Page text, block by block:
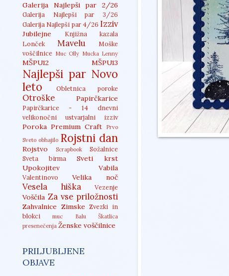
Galerija Najlepši par 2/26
Galerija Najlepši par 3/26
Galerija Najlepši par 4/26 Izziv
Jubilejne
Knjižna kazala
Lonček
Mavelu
Moške
voščilnice Muc Olly Mucka Lenny
MŠPU12 MŠPU13
Najlepši par Novo
leto
Obletnica poroke
Otroške Papirčkarice
Papirčkarice - 14 dnevni
velikonočni ustvarjalni izziv
Poroka Premium Craft
Prvo
Sveto obhajilo Rojstni dan
Rojstvo Scrapbook
Sožalnice
Sveta birma
Sveti krst
Upokojitev
Vabila
Valentinovo Velika noč
Vesela hiška Vezenje
Voščila Za vse priložnosti
Zahvalnice Zimske Zvezki in
blokci
muc Balu
Škatlica
presenečenja Ženske voščilnice
PRILJUBLJENE
OBJAVE